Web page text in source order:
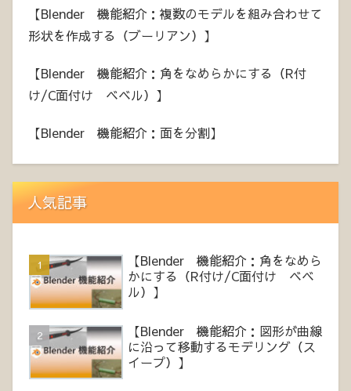
【Blender 機能紹介：複数のモデルを組み合わせて
形状を作成する（ブーリアン）】
【Blender 機能紹介：角をなめらかにする（R付
け/C面付け ベベル）】
【Blender 機能紹介：面を分割】
人気記事
【Blender 機能紹介：角をなめら
かにする（R付け/C面付け ベベ
ル）】
【Blender 機能紹介：図形が曲線
に沿って移動するモデリング（ス
イープ）】